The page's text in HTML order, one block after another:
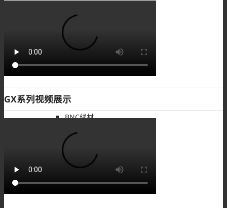
QMA 连接器
RF线材
BNC线材
SMA线材
GX系列视频展示